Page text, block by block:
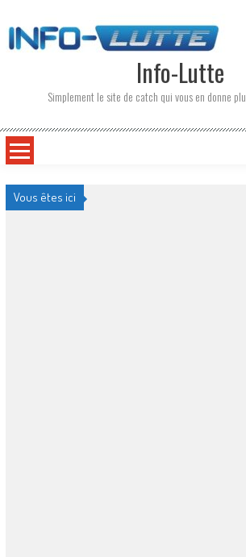
to
content
Info-Lutte
Simplement le site de catch qui vous en donne
Vous êtes ici